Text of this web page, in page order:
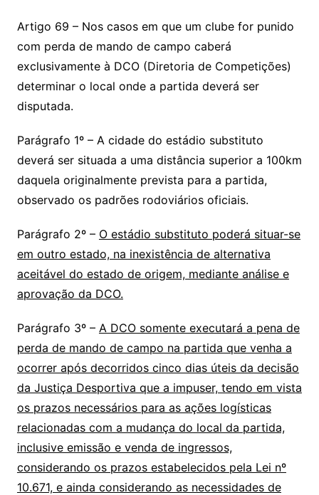
Artigo 69 – Nos casos em que um clube for punido
com perda de mando de campo caberá
exclusivamente à DCO (Diretoria de Competições)
determinar o local onde a partida deverá ser
disputada.
Parágrafo 1º – A cidade do estádio substituto
deverá ser situada a uma distância superior a 100km
daquela originalmente prevista para a partida,
observado os padrões rodoviários oficiais.
Parágrafo 2º – O estádio substituto poderá situar-se
em outro estado, na inexistência de alternativa
aceitável do estado de origem, mediante análise e
aprovação da DCO.
Parágrafo 3º – A DCO somente executará a pena de
perda de mando de campo na partida que venha a
ocorrer após decorridos cinco dias úteis da decisão
da Justiça Desportiva que a impuser, tendo em vista
os prazos necessários para as ações logísticas
relacionadas com a mudança do local da partida,
inclusive emissão e venda de ingressos,
considerando os prazos estabelecidos pela Lei nº
10.671, e ainda considerando as necessidades de